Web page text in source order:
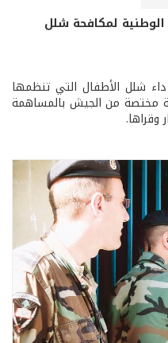
لمكافحة شلل
شلل الأطفال التي تنظمها
مختصة من الجيش بالمساهمة